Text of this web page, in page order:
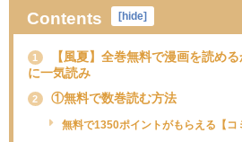
Contents [hide]
1
【風夏】全巻無料で漫画を読め
に一気読み
2 ①無料で数巻読む方法
無料で1350ポイントがもらえる【コ